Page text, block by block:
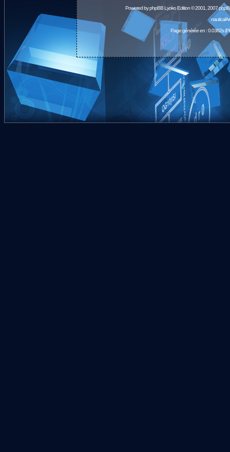
Powered byphpBBLyoko Edition © 2001, 2007
Page générée en : 0.0362s